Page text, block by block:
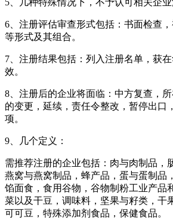
6、注册评估审查形式包括：书面检查
等形式及其组合。
7、注册结果包括：列入注册名单，获
效。
8、注册后的企业将面临：中方复查，
的变更，延续，责任令整改，暂停出口
项。
9、几个定义：
需推荐注册的企业包括：肉与肉制品，
燕窝与燕窝制品，蜂产品，蛋与蛋制品
馅面食，食用谷物，谷物制粉工业产品
菜以及干豆，调味料，坚果与籽类，干
可可豆，特殊添加剂食品，保健食品。